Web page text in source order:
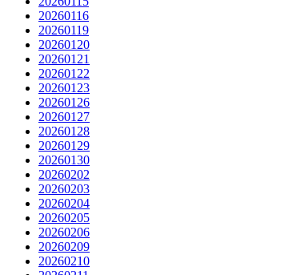
20260116
20260119
20260120
20260121
20260122
20260123
20260126
20260127
20260128
20260129
20260130
20260202
20260203
20260204
20260205
20260206
20260209
20260210